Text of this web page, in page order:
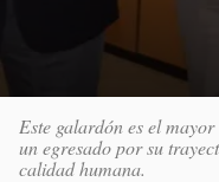
Este galardón es el
un egresado por su
calidad humana.